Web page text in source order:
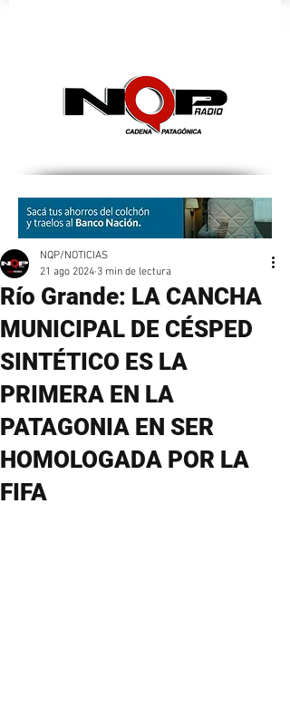
Río Grande: LA CANCHA
MUNICIPAL DE CÉSPED
SINTÉTICO ES LA
PRIMERA EN LA
PATAGONIA EN SER
HOMOLOGADA POR LA
FIFA
NQP/NOTICIAS
21 ago 2024 3 min de lectura